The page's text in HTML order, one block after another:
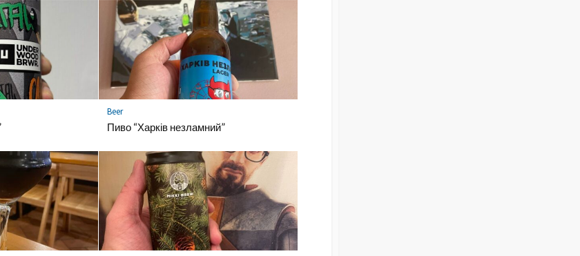
Beer
Пиво “Харків незламний”